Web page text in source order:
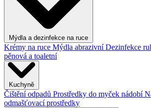
Mýdla a dezinfekce na ruce
Krémy na ruce Mýdla abrazivníDezinfekce
pěnová a toaletní
Kuchyně
Čištění odpadů Prostředky do myček nádobí
odmašťovací prostředky